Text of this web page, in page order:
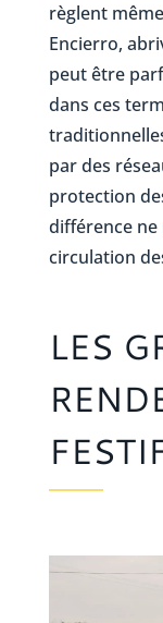
règlent
Encierro,
peut être
dans ces
par des
protection
différence ne
circulation
LES